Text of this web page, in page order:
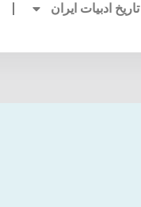
تاریخ ادبیات ایران